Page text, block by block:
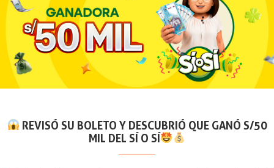
REVISÓ SU BOLETO Y DESCUBRIÓ QUE GANÓ S/50
MIL DEL SÍ O SÍ